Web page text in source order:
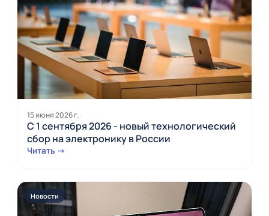
15 июня 2026 г.
С 1 сентября 2026 - новый технологический
сбор на электронику в России
Читать →
Новости